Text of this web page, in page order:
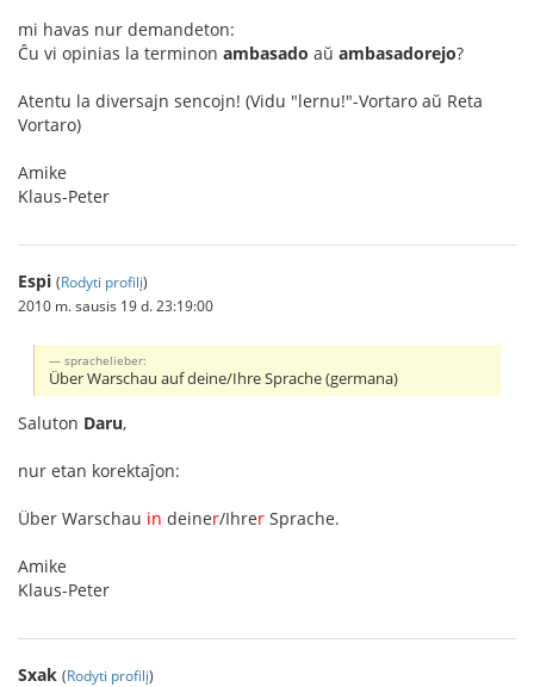
mi havas nur demandeton:
Ĉu vi opinias la terminon ambasado aŭ ambasadorejo?
Atentu la diversajn sencojn! (Vidu "lernu!"-Vortaro aŭ Reta
Vortaro)
Amike
Klaus-Peter
Espi (Rodyti profilį)
2010 m. sausis 19 d. 23:19:00
sprachelieber:
Über Warschau auf deine/Ihre Sprache (germana)
Saluton Daru,
nur etan korektaĵon:
Über Warschau in deiner/Ihrer Sprache.
Amike
Klaus-Peter
Sxak (Rodyti profilį)